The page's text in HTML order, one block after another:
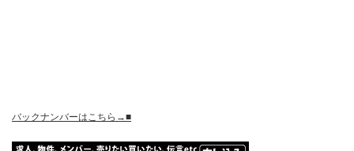
バックナンバーはこちら→■